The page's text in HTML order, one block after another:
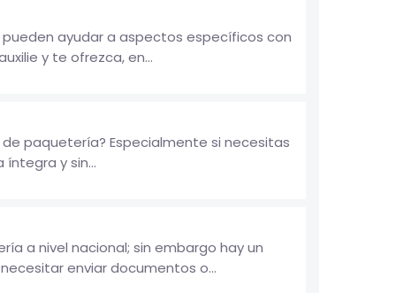
ayudar a aspectos específicos con
y te ofrezca, en...
paquetería? Especialmente si necesitas
y sin...
a nivel nacional; sin embargo hay un
enviar documentos o...